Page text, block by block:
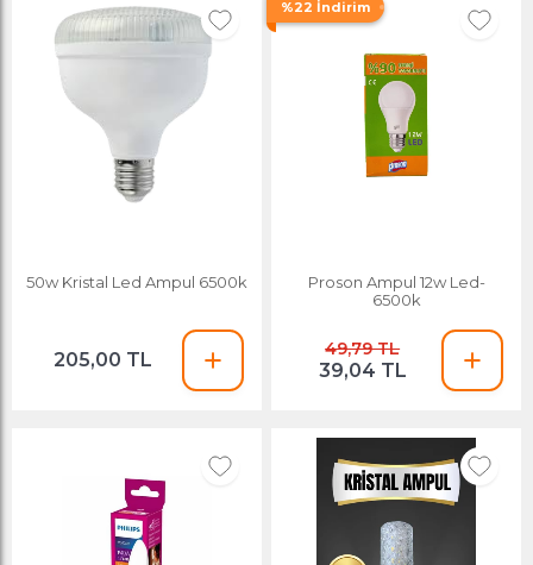
50w Kristal Led Ampul 6500k
205,00 TL
%22 İndirim
Proson Ampul 12w Led-
6500k
49,79 TL
39,04 TL